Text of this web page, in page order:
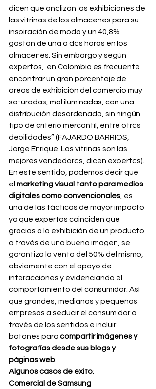
dicen que analizan las exhibiciones de
las vitrinas de los almacenes para su
inspiración de moda y un 40,8%
gastan de una a dos horas en los
almacenes. Sin embargo y según
expertos,  en Colombia es frecuente
encontrar un gran porcentaje de
áreas de exhibición del comercio muy
saturadas, mal iluminadas, con una
distribución desordenada, sin ningún
tipo de criterio mercantil, entre otras
debilidades” (FAJARDO BARRIOS,
Jorge Enrique. Las vitrinas son las
mejores vendedoras, dicen expertos).
En este sentido, podemos decir que
el marketing visual tanto para medios
digitales como convencionales , es
una de las tácticas de mayor impacto
ya que expertos coinciden que
gracias a la exhibición de un producto
a través de una buena imagen, se
garantiza la venta del 50% del mismo,
obviamente con el apoyo de
interacciones y evidenciando el
comportamiento del consumidor. Así
que grandes, medianas y pequeñas
empresas a seducir el consumidor a
través de los sentidos e incluir
botones para compartir imágenes y
fotografías desde sus blogs y
páginas web
Algunos casos de éxito:
Comercial de Samsung